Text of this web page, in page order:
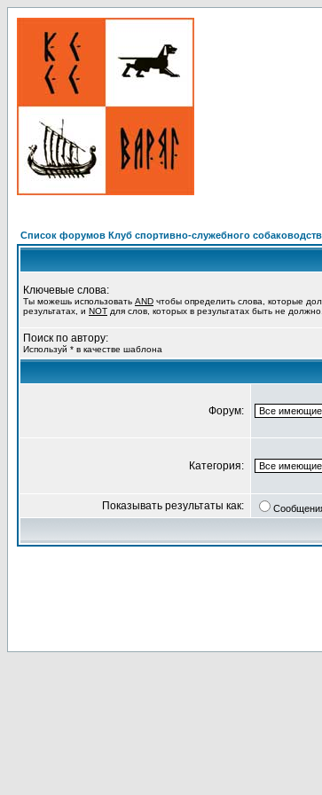
Список форумов Клуб спортивно-служебного
Ключевые слова:
Ты можешь использовать AND чтобы определить слова, которые
результатах, и NOT для слов, которых в результатах быть не
Поиск по автору:
Используй * в качестве шаблона
Форум:
Категория:
Показывать результаты как: